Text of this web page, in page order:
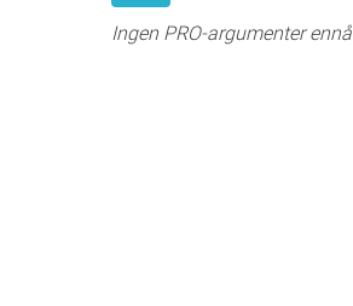
Ingen PRO-argumenter ennå.